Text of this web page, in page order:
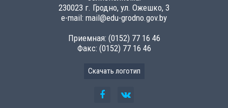
230023 г. Гродно, ул. Ожешко, 3
e-mail: mail@edu-grodno.gov.by
Приемная: (0152) 77 16 46
Факс: (0152) 77 16 46
Скачать логотип